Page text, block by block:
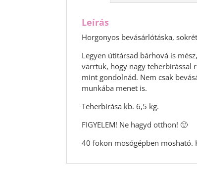
Leírás
Horgonyos bevásárlótáska,
Legyen útitársad bárhová is
varrtuk, hogy nagy teherbírással
mint gondolnád. Nem csak
munkába menet is.
Teherbírása kb. 6,5 kg.
FIGYELEM! Ne hagyd otthon! 🙂
40 fokon mosógépben mosható.